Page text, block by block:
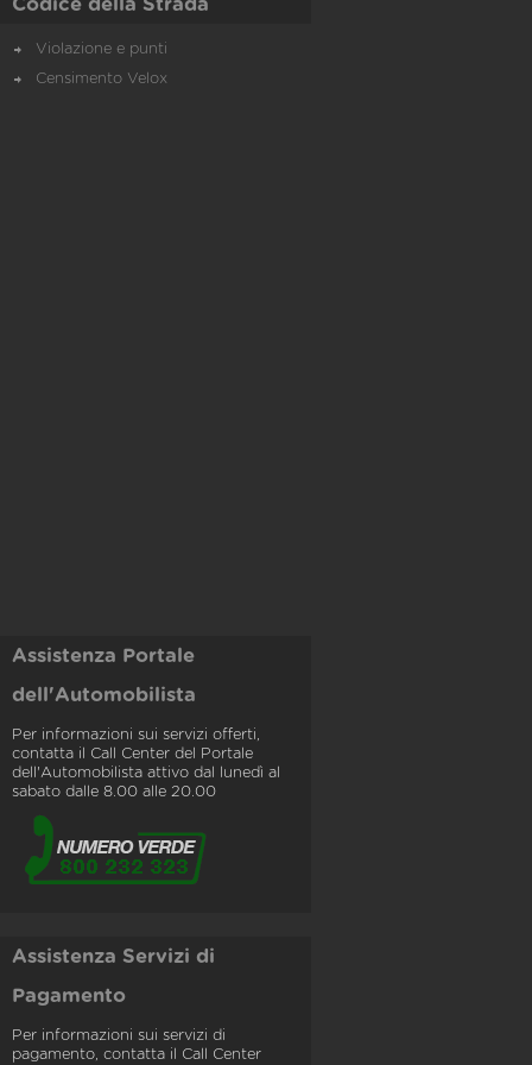
Codice della Strada
Violazione e punti
Censimento Velox
Assistenza Portale
dell'Automobilista
Per informazioni sui servizi offerti,
contatta il Call Center del Portale
dell'Automobilista attivo dal lunedì al
sabato dalle 8.00 alle 20.00
Assistenza Servizi di
Pagamento
Per informazioni sui servizi di
pagamento, contatta il Call Center